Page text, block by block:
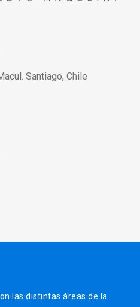
Santiago, Chile
las distintas áreas de la